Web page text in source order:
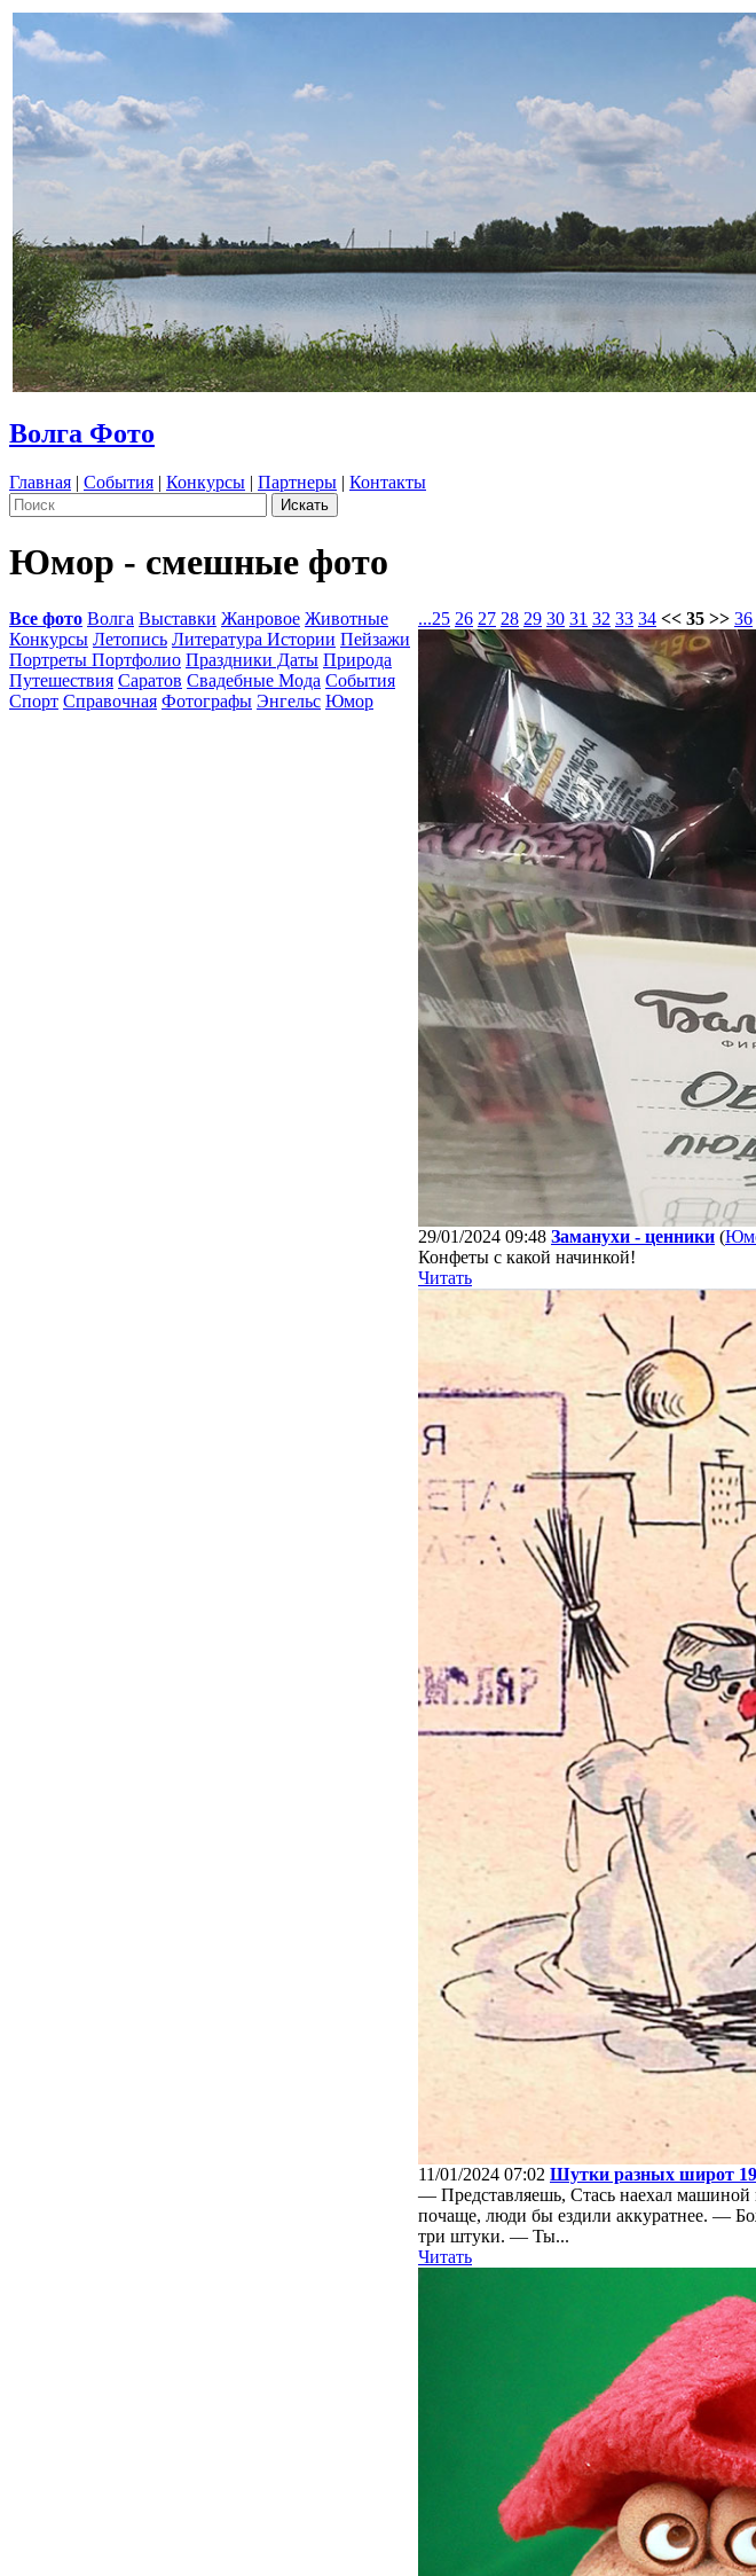
Волга Фото
Главная | События | Конкурсы | Партнеры | Контакты
Юмор - смешные фото
Все фото Волга Выставки Жанровое Животные
Конкурсы Летопись Литература Истории Пейзажи
Портреты Портфолио Праздники Даты Природа
Путешествия Саратов Свадебные Мода События
Спорт Справочная Фотографы Энгельс Юмор
...25 26 27 28 29 30 31 32 33 34 << 35 >> 36
29/01/2024 09:48 Заманухи - ценники (
Конфеты с какой начинкой!
Читать
11/01/2024 07:02 Шутки разных широт
— Представляешь, Стась наехал машиной
почаще, люди бы ездили аккуратнее. —
три штуки. — Ты...
Читать